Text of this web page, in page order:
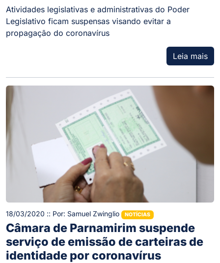
Atividades legislativas e administrativas do Poder
Legislativo ficam suspensas visando evitar a
propagação do coronavírus
Leia mais
18/03/2020 :: Por: Samuel Zwinglio NOTÍCIAS
Câmara de Parnamirim suspende
serviço de emissão de carteiras de
identidade por coronavírus